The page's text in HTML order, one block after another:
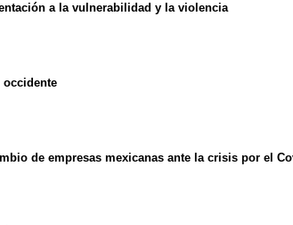
a la vulnerabilidad y la violencia
de empresas mexicanas ante la crisis por el